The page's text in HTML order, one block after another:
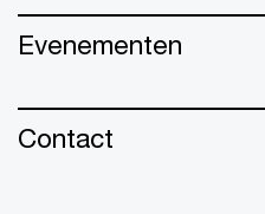
Evenementen
Contact